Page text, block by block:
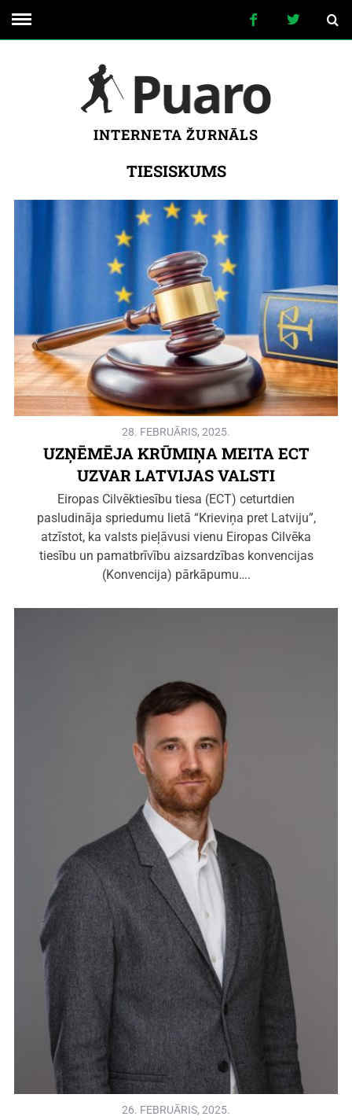
INTERNETA ŽURNĀLS
TIESISKUMS
28. FEBRUĀRIS, 2025.
UZŅĒMĒJA KRŪMIŅA MEITA ECT
UZVAR LATVIJAS VALSTI
Eiropas Cilvēktiesību tiesa (ECT) ceturtdien
pasludināja spriedumu lietā “Krieviņa pret Latviju”,
atzīstot, ka valsts pieļāvusi vienu Eiropas Cilvēka
tiesību un pamatbrīvību aizsardzības konvencijas
(Konvencija) pārkāpumu….
26. FEBRUĀRIS, 2025.